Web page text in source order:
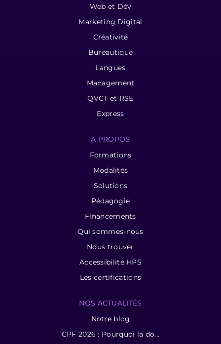
Web et Dév
Marketing Digital
Créativité
Bureautique
Langues
Management
QVCT et RSE
Express
A PROPOS
Formations
Modalités
Solutions
Pédagogie
Financements
Qui sommes-nous
Nous trouver
Accessibilité HPS
Les certifications
NOS ACTUALITÉS
Notre blog
CPF 2026 : Pourquoi la do...